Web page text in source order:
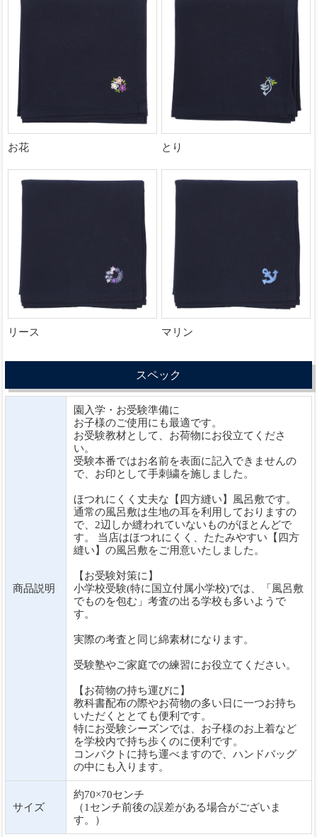
お花 とり
リース マリン
スペック
商品説明
園入学・お受験準備に
お子様のご使用にも最適です。
お受験教材として、お荷物にお役立てくださ
い。
受験本番ではお名前を表面に記入できませんの
で、お印として手刺繍を施しました。
ほつれにくく丈夫な【四方縫い】風呂敷です。
通常の風呂敷は生地の耳を利用しておりますの
で、2辺しか縫われていないものがほとんどで
す。 当店はほつれにくく、たたみやすい【四方
縫い】の風呂敷をご用意いたしました。
【お受験対策に】
小学校受験(特に国立付属小学校)では、「風呂敷
でものを包む」考査の出る学校も多いようで
す。
実際の考査と同じ綿素材になります。
受験塾やご家庭での練習にお役立てください。
【お荷物の持ち運びに】
教科書配布の際やお荷物の多い日に一つお持ち
いただくととても便利です。
特にお受験シーズンでは、お子様のお上着など
を学校内で持ち歩くのに便利です。
コンパクトに持ち運べますので、ハンドバッグ
の中にも入ります。
サイズ
約70×70センチ
（1センチ前後の誤差がある場合がございま
す。）